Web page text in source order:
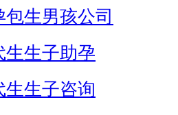
包生男孩公司
生生子助孕
生生子咨询